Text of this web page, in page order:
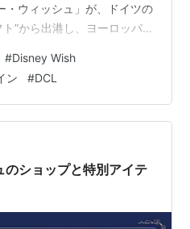
・ウィッシュ」が、ドイツの
”から出港し、ヨーロッパ各
て移動。水位に高低差のあ
過させるためのこう門や跳
もあり約42kmの道のりを2
りした速度で運航しまし
ランダの北部に位置する
着した…
#Disney Wish
ン #DCL
のショップと特別アイテ